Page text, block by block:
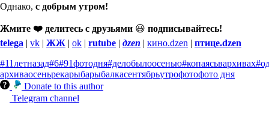
Однако, с добрым утром!
Жмите ❤️ делитесь с друзьями 😃 подписывайтесь!
telega | vk | ЖЖ | ok | rutube | дzen | кино.dzen | птице.dzen
#11летназад#6#91фотодня#делобылоосенью#копаясьвархивах
архиваосеньрекарыбарыбалкасентябрьутрофотофото дня
Donate to this author
Telegram channel